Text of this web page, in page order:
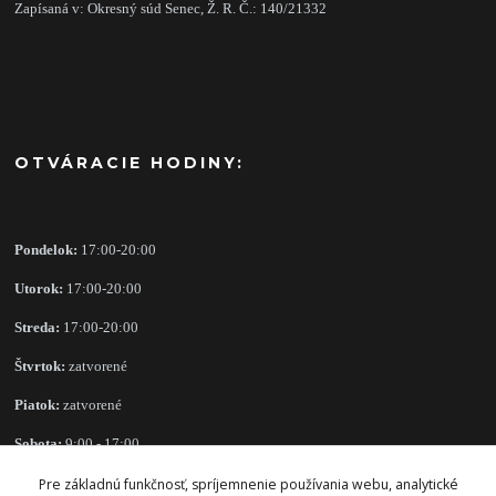
Zapísaná v: Okresný súd Senec, Ž. R. Č.: 140/21332
OTVÁRACIE HODINY:
Pondelok: 17:00-20:00
Utorok: 17:00-20:00
Streda: 17:00-20:00
Štvrtok: zatvorené
Piatok: zatvorené
Sobota:9:00 - 17:00
Nedeľa: zatvorené
Pre základnú funkčnosť, spríjemnenie používania webu, analytické